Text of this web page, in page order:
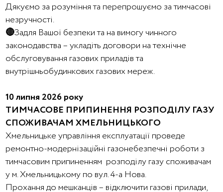
Дякуємо за розуміння та перепрошуємо за тимчасові
незручності.
🔴Задля Вашої безпеки та на вимогу чинного
законодавства – укладіть договори на технічне
обслуговування газових приладів та
внутрішньобудинкових газових мереж.
10 липня 2026 року
ТИМЧАСОВЕ ПРИПИНЕННЯ РОЗПОДІЛУ ГАЗУ
СПОЖИВАЧАМ ХМЕЛЬНИЦЬКОГО
Хмельницьке управління експлуатації проведе
ремонтно-модернізаційні газонебезпечні роботи з
тимчасовим припиненням розподілу газу споживачам
у м. Хмельницькому по вул. 4-а Нова.
Прохання до мешканців – відключити газові прилади,